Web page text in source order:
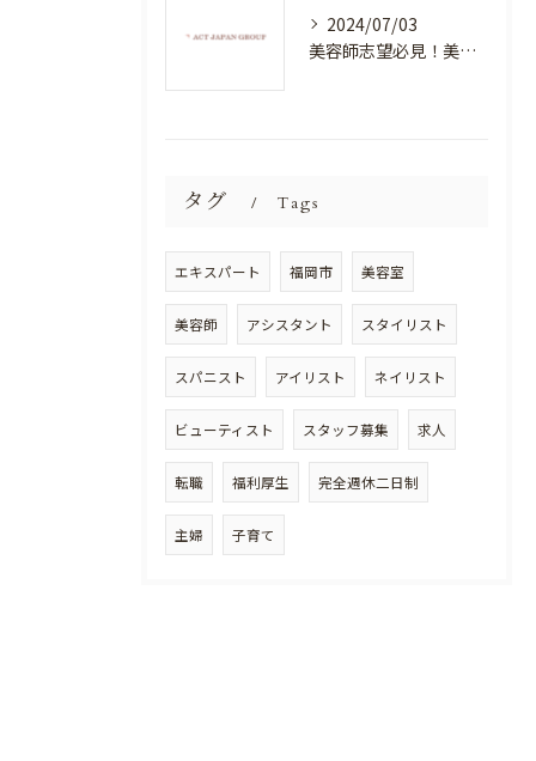
2024/07/03
美容師志望必見！美容室NEWSTANDARDで最高のスキルアップを目指そう！
タグ Tags
エキスパート 福岡市 美容室
美容師 アシスタント スタイリスト
スパニスト アイリスト ネイリスト
ビューティスト スタッフ募集 求人
転職 福利厚生 完全週休二日制
主婦 子育て